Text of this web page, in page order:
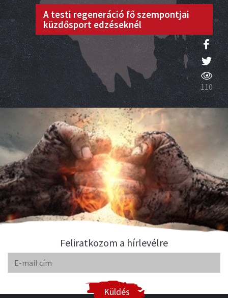
A testi regeneráció fő szempontjai
küzdősport edzéseknél
110
Feliratkozom a hírlevélre
Küldés